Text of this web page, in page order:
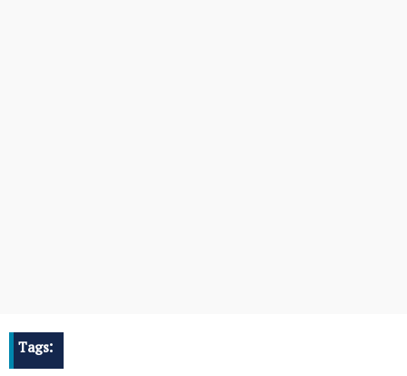
Tags: